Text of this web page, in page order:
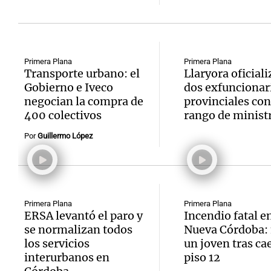
Primera Plana
Transporte urbano: el
Gobierno e Iveco
negocian la compra de
400 colectivos
PorGuillermo López
Primera Plana
Llaryora
dos
provinciales con
rango de
Primera Plana
ERSA levantó el paro y
se normalizan todos
los servicios
interurbanos en
Primera Plana
Incendio fatal
Nueva
un joven tras
piso 12